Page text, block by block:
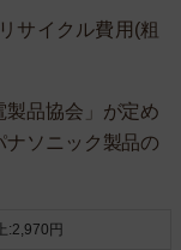
サイクル費用(粗
製品協会」が定め
ナソニック製品の
:2,970円